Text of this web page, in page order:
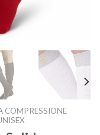
COMPRESSIONE